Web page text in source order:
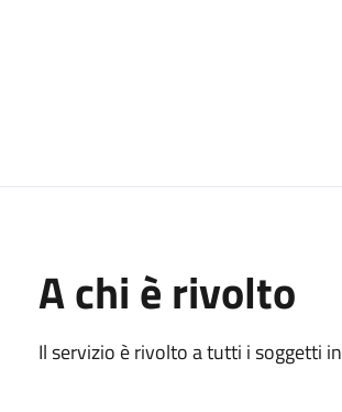
A chi è rivolto
Il servizio è rivolto a tutti i soggetti